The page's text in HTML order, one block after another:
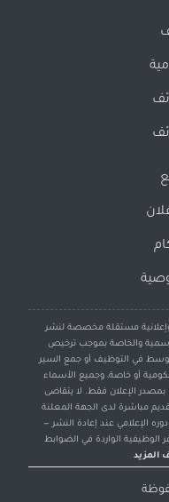
مستقلة مخصصة لنشر
والخاصة بموجب ترخيص
في التوظيف أو جمع السير
أو خاصة، وجميع الأسماء
الإعلان فقط. لا يتقاضى
مباشرة لدى الجهة المعلنة
الإعلامي عند إعادة النشر —
الوظيفية الواردة في الضوابط
المزيد